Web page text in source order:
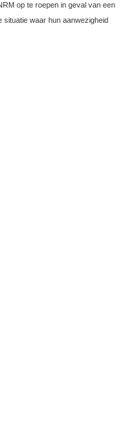
op te roepen in geval van een
situatie waar hun aanwezigheid